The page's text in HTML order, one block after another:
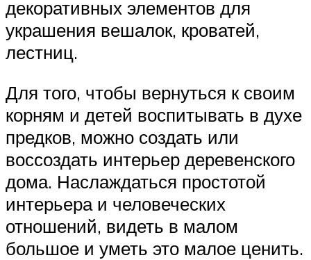
декоративных элементов для
украшения вешалок, кроватей,
лестниц.
Для того, чтобы вернуться к своим
корням и детей воспитывать в духе
предков, можно создать или
воссоздать интерьер деревенского
дома. Наслаждаться простотой
интерьера и человеческих
отношений, видеть в малом
большое и уметь это малое ценить.